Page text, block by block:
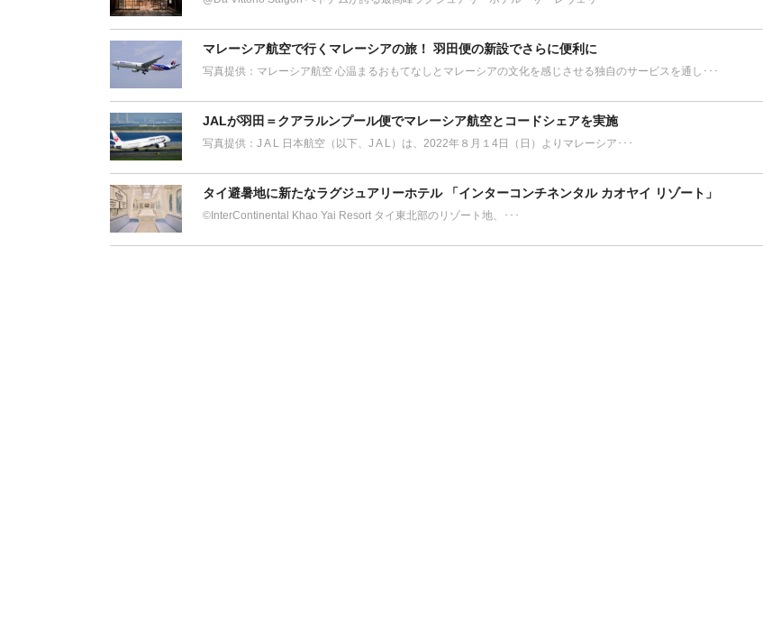
マレーシア航空で行くマレーシアの旅！ 羽田便の新設でさらに便利に
写真提供：マレーシア航空 心温まるおもてなしとマレーシアの文化を感じさせる独自のサービスを通し･･･
JALが羽田＝クアラルンプール便でマレーシア航空とコードシェアを実施
写真提供：J A L 日本航空（以下、J A L）は、2022年８月１4日（日）よりマレーシア･･･
タイ避暑地に新たなラグジュアリーホテル 「インターコンチネンタル カオヤイ リゾート」
©︎InterContinental Khao Yai Resort タイ東北部のリゾート地、･･･